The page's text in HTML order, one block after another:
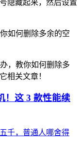
隐藏起来，然后设置
，教你如何删除多
相关文章！
！这 3 款性能续
千，普通人哪舍得